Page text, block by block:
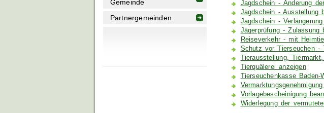
Gemeinde
Partnergemeinden
Jagdschein - Änderung
Jagdschein - Ausstellung
Jagdschein -
Jägerprüfung - Zulassung
Reiseverkehr - mit
Schutz vor Tierseuchen -
Tierausstellung,
Tierquälerei anzeigen
Tierseuchenkasse
Vorlagebescheinigung
Widerlegung der